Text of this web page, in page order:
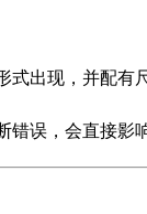
式出现，并配有
错误，会直接影